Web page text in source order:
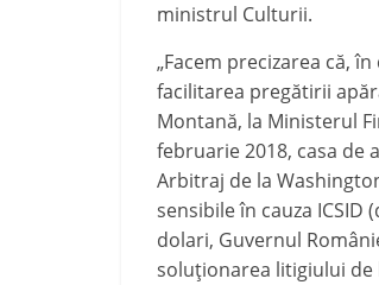
ministrul Culturii.
„Facem precizarea că,
facilitarea pregătirii
Montană, la Ministerul
februarie 2018, casa de
Arbitraj de la
sensibile în cauza
dolari, Guvernul
soluționarea litigiului de